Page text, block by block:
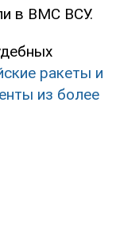
в ВМС ВСУ.
ракеты и
из более